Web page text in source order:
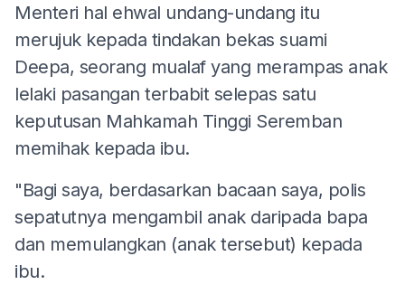
Menteri hal ehwal undang-undang itu
merujuk kepada tindakan bekas suami
Deepa, seorang mualaf yang merampas anak
lelaki pasangan terbabit selepas satu
keputusan Mahkamah Tinggi Seremban
memihak kepada ibu.
"Bagi saya, berdasarkan bacaan saya, polis
sepatutnya mengambil anak daripada bapa
dan memulangkan (anak tersebut) kepada
ibu.